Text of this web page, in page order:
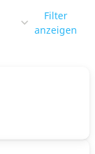
Filter
anzeigen